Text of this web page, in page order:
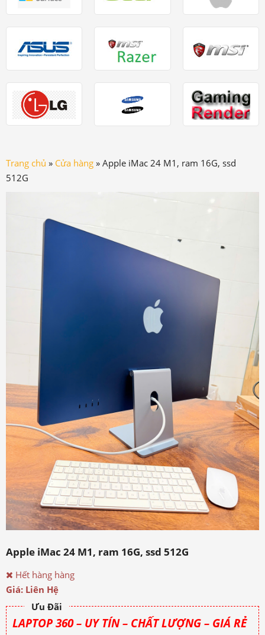
Trang chủ » Cửa hàng » Apple iMac 24 M1, ram 16G, ssd
512G
Apple iMac 24 M1, ram 16G, ssd 512G
Hết hàng hàng
Giá: Liên Hệ
Ưu Đãi
LAPTOP 360 – UY TÍN – CHẤT LƯỢNG – GIÁ RẺ